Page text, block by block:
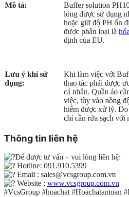
Mô tả: Buffer solution
lỏng được sử dụng
hoặc giữ độ PH ổn
được phân loại là
định của EU.
Lưu ý khi sử
dụng:
Khi làm việc với
thao tác phải được
cá nhân. Quần áo
việc, tùy vào nồng
hiểm được xử lý. Do
chỉ cần rửa sạch với
Thông tin liên hệ
Để được tư vấn – vui lòng liên hệ:
Hotline: 091.910.5399
Email : sales@vcsgroup.com.vn
Website : www.vcsgroup.com.vn
#VcsGroup #hoachat #Hoachatantoan